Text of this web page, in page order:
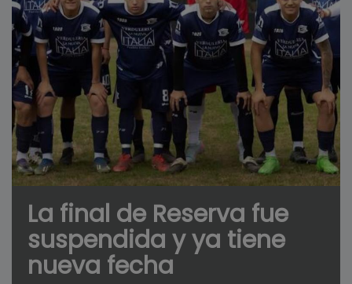
La final de Reserva fue
suspendida y ya tiene
nueva fecha